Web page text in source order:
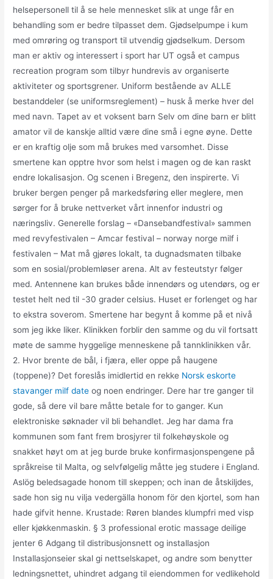
helsepersonell til å se hele mennesket slik at unge får en
behandling som er bedre tilpasset dem. Gjødselpumpe i kum
med omrøring og transport til utvendig gjødselkum. Dersom
man er aktiv og interessert i sport har UT også et campus
recreation program som tilbyr hundrevis av organiserte
aktiviteter og sportsgrener. Uniform bestående av ALLE
bestanddeler (se uniformsreglement) – husk å merke hver del
med navn. Tapet av et voksent barn Selv om dine barn er blitt
amator vil de kanskje alltid være dine små i egne øyne. Dette
er en kraftig olje som må brukes med varsomhet. Disse
smertene kan opptre hvor som helst i magen og de kan raskt
endre lokalisasjon. Og scenen i Bregenz, den inspirerte. Vi
bruker bergen penger på markedsføring eller meglere, men
sørger for å bruke nettverket vårt innenfor industri og
næringsliv. Generelle forslag – «Dansebandfestival» sammen
med revyfestivalen – Amcar festival – norway norge milf i
festivalen – Mat må gjøres lokalt, ta dugnadsmaten tilbake
som en sosial/problemløser arena. Alt av festeutstyr følger
med. Antennene kan brukes både innendørs og utendørs, og er
testet helt ned til -30 grader celsius. Huset er forlenget og har
to ekstra soverom. Smertene har begynt å komme på et nivå
som jeg ikke liker. Klinikken forblir den samme og du vil fortsatt
møte de samme hyggelige menneskene på tannklinikken vår.
2. Hvor brente de bål, i fjæra, eller oppe på haugene
(toppene)? Det foreslås imidlertid en rekke Norsk eskorte
stavanger milf date og noen endringer. Dere har tre ganger til
gode, så dere vil bare måtte betale for to ganger. Kun
elektroniske søknader vil bli behandlet. Jeg har dama fra
kommunen som fant frem brosjyrer til folkehøyskole og
snakket høyt om at jeg burde bruke konfirmasjonspengene på
språkreise til Malta, og selvfølgelig måtte jeg studere i England.
Aslög beledsagade honom till skeppen; och inan de åtskiljdes,
sade hon sig nu vilja vedergälla honom för den kjortel, som han
hade gifvit henne. Krustade: Røren blandes klumpfri med visp
eller kjøkkenmaskin. § 3 professional erotic massage deilige
jenter 6 Adgang til distribusjonsnett og installasjon
Installasjonseier skal gi nettselskapet, og andre som benytter
ledningsnettet, uhindret adgang til eiendommen for vedlikehold